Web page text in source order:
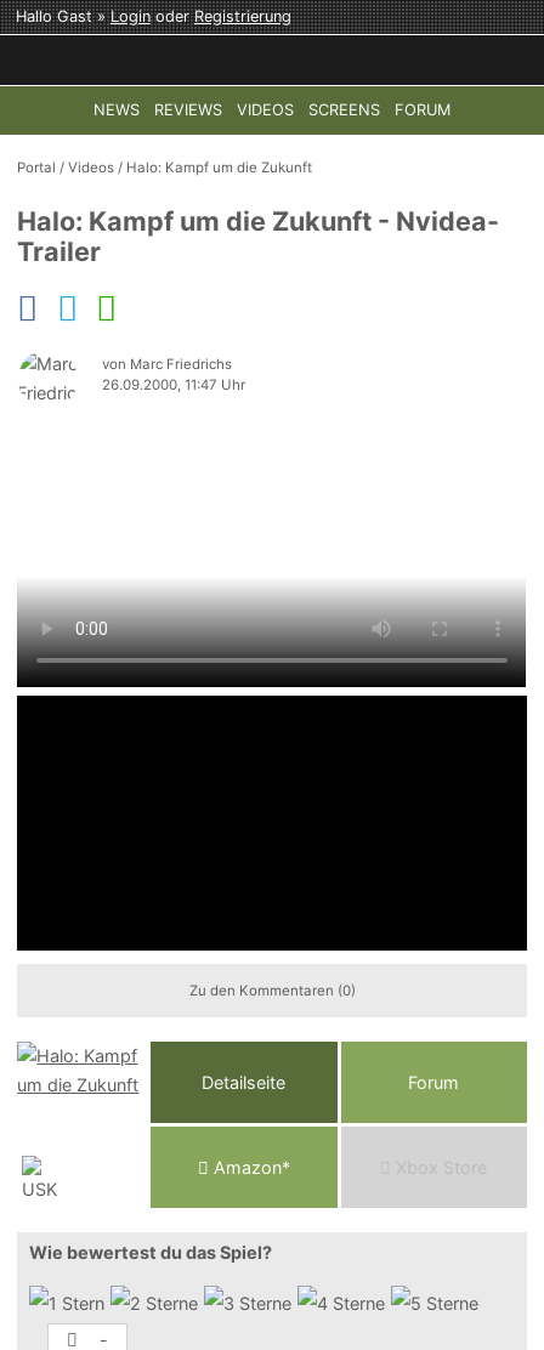
Hallo Gast »LoginoderRegistrierung
NEWS REVIEWS VIDEOS SCREENS FORUM
TOP-THEMEN: COD: MODERN WARFARE 4 HALO:
Portal /Videos / Halo: Kampf um die Zukunft
Halo: Kampf um die Zukunft - Nvidea-
Trailer
von Marc Friedrichs
26.09.2000, 11:47 Uhr
Zu den Kommentaren (0)
Detailseite Forum
Amazon* Xbox Store
Wie bewertest du das Spiel?
-